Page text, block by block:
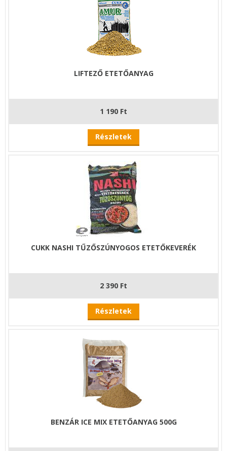
LIFTEZŐ ETETŐANYAG
1 190 Ft
Részletek
CUKK NASHI TŰZŐSZÚNYOGOS ETETŐKEVERÉK
2 390 Ft
Részletek
BENZÁR ICE MIX ETETŐANYAG 500G